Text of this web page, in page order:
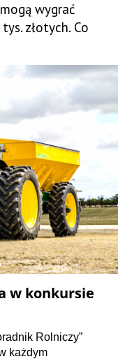
wygrać
złotych. Co
w konkursie
Rolniczy”
każdym